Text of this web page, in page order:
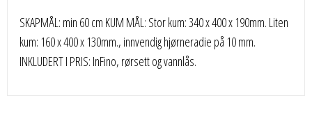
SKAPMÅL: min 60 cm KUM MÅL: Stor kum: 340 x 400 x 190mm. Liten
kum: 160 x 400 x 130mm., innvendig hjørneradie på 10 mm.
INKLUDERT I PRIS: InFino, rørsett og vannlås.